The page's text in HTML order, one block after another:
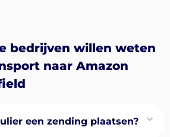
bedrijven willen weten
naar Amazon
een zending plaatsen?